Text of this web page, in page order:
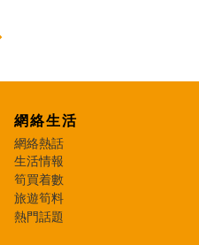
網絡生活
網絡熱話
生活情報
筍買着數
旅遊筍料
熱門話題